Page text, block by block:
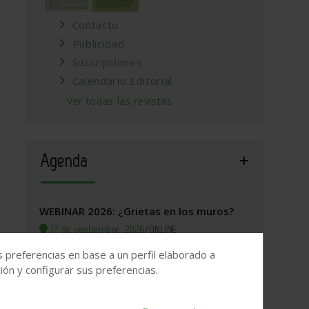
Contacto
Publicidad
Suscripciones
Calendario Editorial
Ver todas las revistas
Agenda
WEBINAR 2026: ¿Grietas en los muros?
17 de septiembre, 2026/ONLINE
Valladolid, 2026. Jornada Arquitectura y
Construcción
en base a un perfil elaborado a
y configurar sus preferencias.